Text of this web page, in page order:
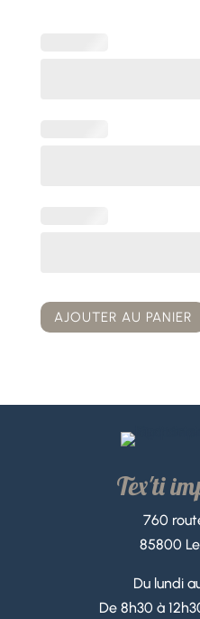
AJOUTER AU PANIER
Tex'ti
760
85800
Du lundi
De 8h30 à